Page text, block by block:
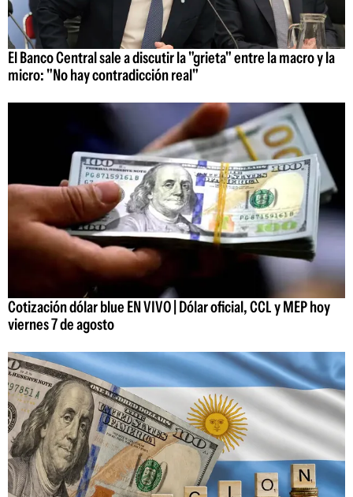
El Banco Central sale a discutir la "grieta" entre la macro y la
micro: "No hay contradicción real"
Cotización dólar blue EN VIVO | Dólar oficial, CCL y MEP hoy
viernes 7 de agosto